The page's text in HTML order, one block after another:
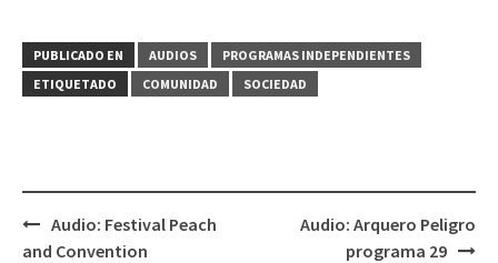
PUBLICADO EN AUDIOS
PROGRAMAS INDEPENDIENTES
ETIQUETADO
COMUNIDAD SOCIEDAD
Navegación
Audio: Festival Peach
and Convention
Audio: Arquero Peligro
programa 29